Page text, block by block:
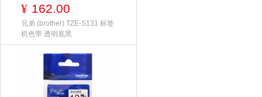
¥ 162.00
兄弟 (brother) TZE-S131 标签
机色带 透明底黑